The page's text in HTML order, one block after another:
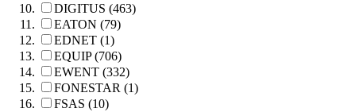
DIGITUS (463)
EATON (79)
EDNET (1)
EQUIP (706)
EWENT (332)
FONESTAR (1)
FSAS (10)